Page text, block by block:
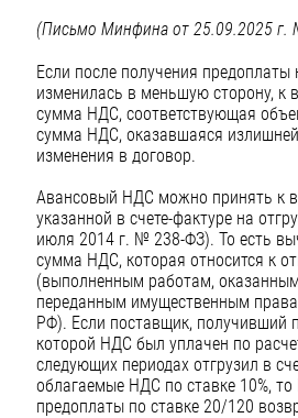
(Письмо Минфина от 25.09.2025 г.
Если после получения предоплаты
изменилась в меньшую сторону, к
сумма НДС, соответствующая
сумма НДС, оказавшаяся
изменения в договор.
Авансовый НДС можно принять к
указанной в счете-фактуре на
июля 2014 г. № 238-ФЗ). То есть
сумма НДС, которая относится к
(выполненным работам,
переданным имущественным
РФ). Если поставщик, получивший
которой НДС был уплачен по
следующих периодах отгрузил в
облагаемые НДС по ставке 10%,
предоплаты по ставке 20/120